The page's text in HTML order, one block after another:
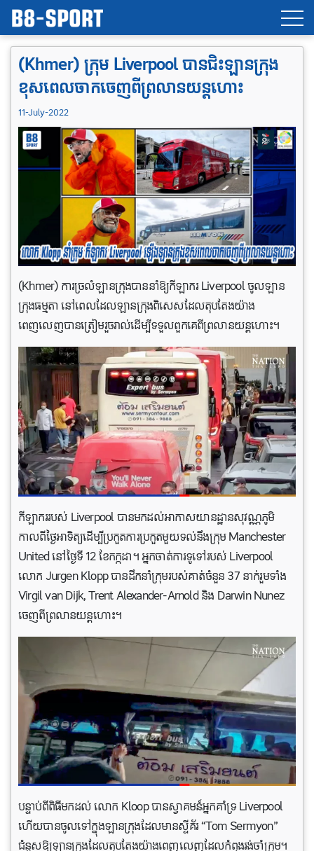
(Khmer) ក្រុម Liverpool បានជិះឡានក្រុង
ខុសពេលចាកចេញពីព្រលានយន្តហោះ
11-July-2022
(Khmer) ការច្រលំឡានក្រុងបាននាំឱ្យកីឡាករ Liverpool ចូលឡាន
ក្រុងធម្មតា នៅពេលដែលឡានក្រុងពិសេសដែលតុបតែងយ៉ាង
ពេញលេញបានត្រៀមរួចរាល់ដើម្បីទទួលពួកគេពីព្រលានយន្តហោះ។
កីឡាកររបស់ Liverpool បានមកដល់អាកាសយានដ្ឋានសុវណ្ណភូមិ
កាលពីថ្ងៃអាទិត្យដើម្បីប្រកួតការប្រកួតមួយទល់នឹងក្រុម Manchester
United នៅថ្ងៃទី 12 ខែកក្កដា។ អ្នកចាត់ការទូទៅរបស់ Liverpool
លោក Jurgen Klopp បានដឹកនាំក្រុមរបស់គាត់ចំនួន 37 នាក់រួមទាំង
Virgil van Dijk, Trent Alexander-Arnold និង Darwin Nunez
ចេញពីព្រលានយន្តហោះ។
បន្ទាប់ពីពិធីមកដល់ លោក Kloop បានស្វាគមន៍អ្នកគាំទ្រ Liverpool
ហើយបានចូលទៅក្នុងឡានក្រុងដែលមានស្ទីគ័រ “Tom Sermyon”
ជំនួសឱ្យឡានក្រុងដែលតុបតែងយ៉ាងពេញលេញដែលកំពុងរង់ចាំក្រុម។